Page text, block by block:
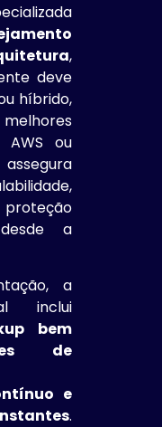
,
deve
híbrido,
AWS ou
proteção
a
a
inclui
bem
de
e
.